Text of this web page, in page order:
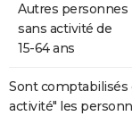
Autres personnes
sans activité de
15-64 ans
Sont comptabilisés
activité" les